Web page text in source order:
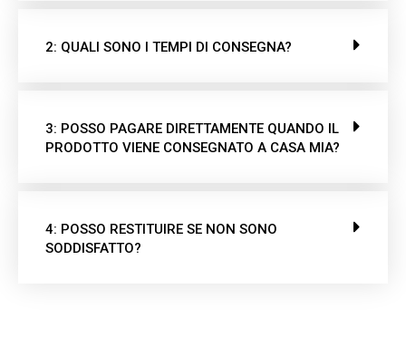
2: QUALI SONO I TEMPI DI CONSEGNA?
3: POSSO PAGARE DIRETTAMENTE QUANDO IL
PRODOTTO VIENE CONSEGNATO A CASA MIA?
4: POSSO RESTITUIRE SE NON SONO
SODDISFATTO?